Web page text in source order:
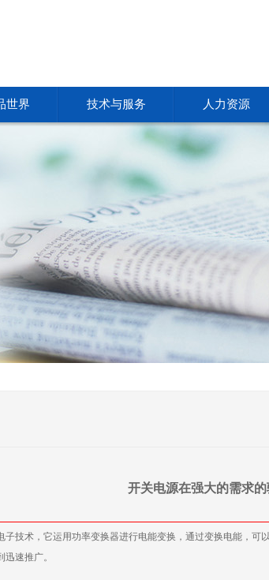
世界 技术与服务 人力资源
开关电源在强大的需求
子技术，它运用功率变换器进行电能变换，通过变换电能，
迅速推广。